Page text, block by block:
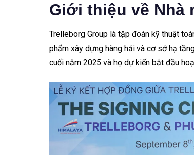
Giới thiệu về Nhà
Trelleborg Group là tập đoàn kỹ thuật
phẩm xây dựng hàng hải và cơ sở hạ
cuối năm 2025 và họ dự kiến bắt đầu